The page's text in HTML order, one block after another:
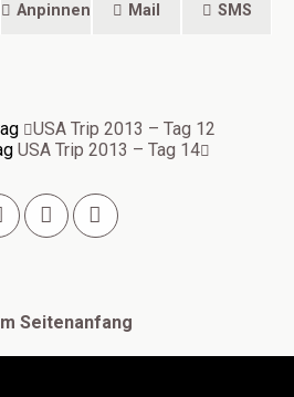
Anpinnen Mail SMS
USA Trip 2013 – Tag 12
USA Trip 2013 – Tag 14
Seitenanfang